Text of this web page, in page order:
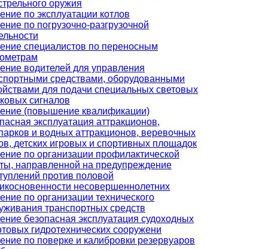
оружия
по эксплуатации котлов
по погрузочно-разгрузочной
специалистов по переносным
водителей для управления
средствами, оборудованными
для подачи специальных световых
сигналов
(повышение квалификации)
эксплуатация аттракционов,
и водных аттракционов, веревочных
детских игровых и спортивных площадок
по организации профилактической
направленной на предупреждение
против половой
несовершеннолетних
по организации технического
транспортных средств
безопасная эксплуатация судоходных
гидротехнических сооружени
по поверке и калибровки резервуаров